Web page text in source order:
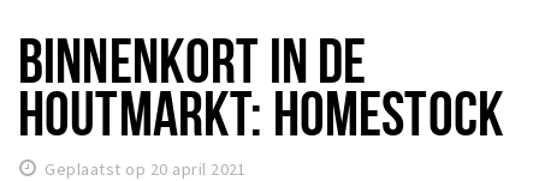
Eten
Drinken
Slapen
BINNENKORT IN DE
HOUTMARKT: HOMESTOCK
Geplaatst op 20 april 2021